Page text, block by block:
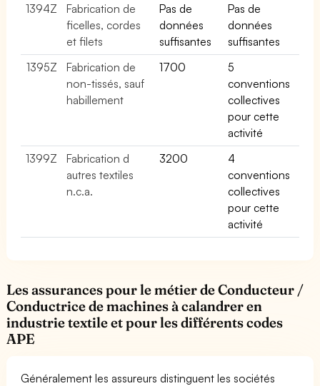
1394Z
Fabrication de
ficelles, cordes
et filets
Pas de
données
suffisantes
Pas de
données
suffisantes
1395Z
Fabrication de
non-tissés, sauf
habillement
1700
5
conventions
collectives
pour cette
activité
1399Z
Fabrication d
autres textiles
n.c.a.
3200
4
conventions
collectives
pour cette
activité
Les assurances pour le métier de Conducteur /
Conductrice de machines à calandrer en
industrie textile et pour les différents codes
APE
Généralement les assureurs distinguent les sociétés